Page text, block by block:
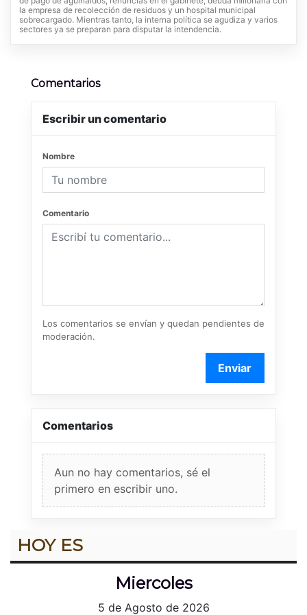
la empresa de recolección de residuos y un hospital municipal
sobrecargado. Mientras tanto, la interna política se agudiza y varios
sectores ya se preparan para disputar la intendencia.
Comentarios
Escribir un comentario
Nombre
Comentario
Los comentarios se envían y quedan pendientes de
moderación.
Enviar
Comentarios
Aun no hay comentarios, sé el
primero en escribir uno.
HOY ES
Miercoles
5 de Agosto de 2026